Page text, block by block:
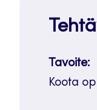
Tavoite:
Koota